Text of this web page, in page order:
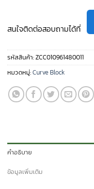
สนใจติดต่อสอบถามได้ที่
รหัสสินค้า:ZCC010961480011
หมวดหมู่:Curve Block
คำอธิบาย
ข้อมูลเพิ่มเติม